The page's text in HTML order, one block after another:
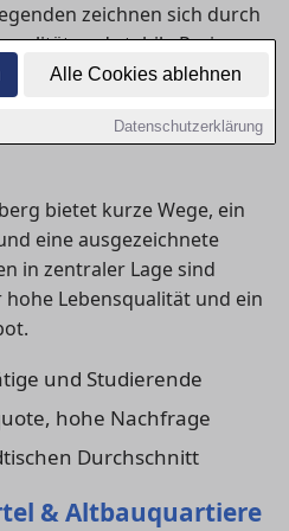
Alle Cookies ablehnen
Datenschutzerklärung
zeichnen sich durch
und stabile Preise
Übersicht.
zentral und
bietet kurze Wege, ein
eine ausgezeichnete
in zentraler Lage sind
Lebensqualität und ein
und Studierende
hohe Nachfrage
Durchschnitt
& Altbauquartiere